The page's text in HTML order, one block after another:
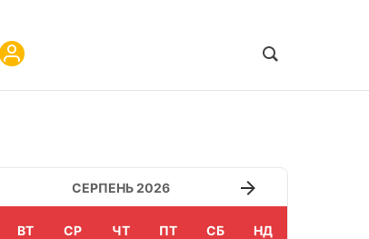
СЕРПЕНЬ 2026
ВТ СР ЧТ ПТ СБ НД